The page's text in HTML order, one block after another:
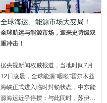
全球海运、能源市场大变局！
全球航运与能源市场，迎来史诗级双
重冲击！
据央视新闻权威报道，当地时间7月
12日凌晨，全球能源“咽喉”霍尔木兹
海峡正式进入临时封锁状态，中东能
源海运近乎停摆；与此同时，苏伊士